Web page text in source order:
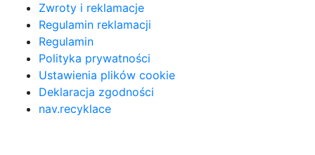
Zwroty i reklamacje
Regulamin reklamacji
Regulamin
Polityka prywatności
Ustawienia plików cookie
Deklaracja zgodności
nav.recyklace